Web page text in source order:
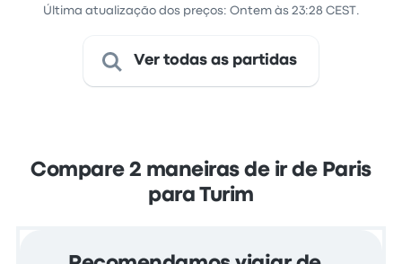
Última atualização dos preços: Ontem às 23:28 CEST.
Ver todas as partidas
Compare 2 maneiras de ir de Paris
para Turim